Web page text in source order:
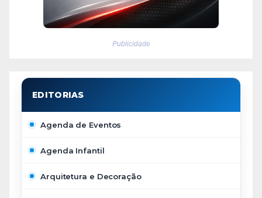
Publicidade
Agenda de Eventos
Agenda Infantil
Arquitetura e Decoração